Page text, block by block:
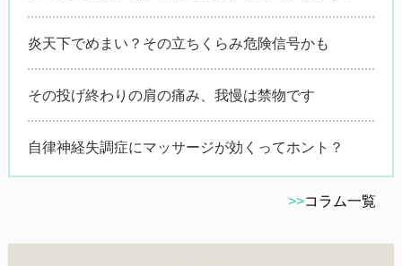
炎天下でめまい？その立ちくらみ危険信号かも
その投げ終わりの肩の痛み、我慢は禁物です
自律神経失調症にマッサージが効くってホント？
>>コラム一覧